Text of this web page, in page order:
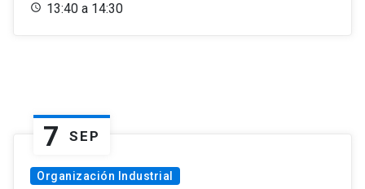
13:40 a 14:30
7 SEP
Organización Industrial